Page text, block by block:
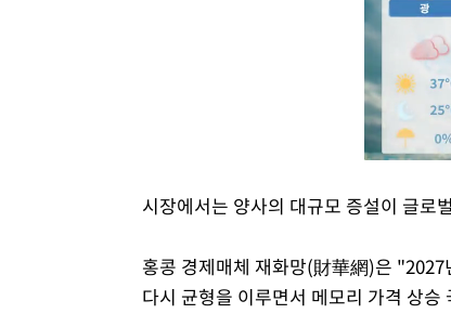
시장에서는 양사의 대규모 증설이 글로
홍콩 경제매체 재화망(財華網)은 "2027
다시 균형을 이루면서 메모리 가격 상